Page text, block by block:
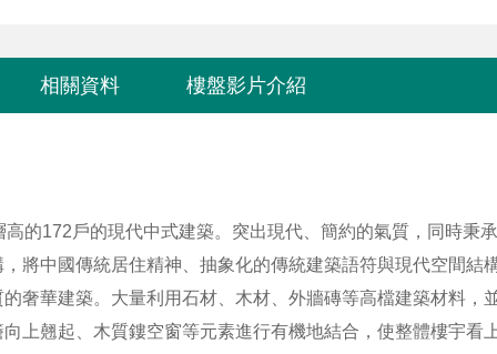
相關資料 樓盤影片介紹
的172戶的現代中式建築。突出現代、簡約的氣質，同時秉
將中國傳統居住精神、抽象化的傳統建築語符與現代空間結
奢華建築。大量利用石材、木材、外牆磚等高檔建築材料，
上翹起、木質鏤空窗等元素進行有機地結合，使整體樓宇看